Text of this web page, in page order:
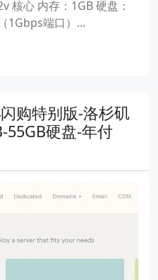
核心 内存：1GB 硬盘：
1Gbps端口）...
购特别版-洛杉矶
55GB硬盘-年付